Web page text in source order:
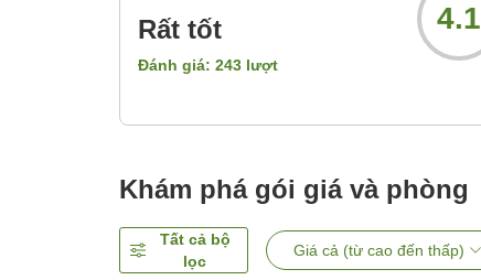
Rất tốt
Đánh giá: 243 lượt
4.1
Khám phá gói giá và phòng
Tất cả bộ
lọc
Giá cả (từ cao đến thấp)